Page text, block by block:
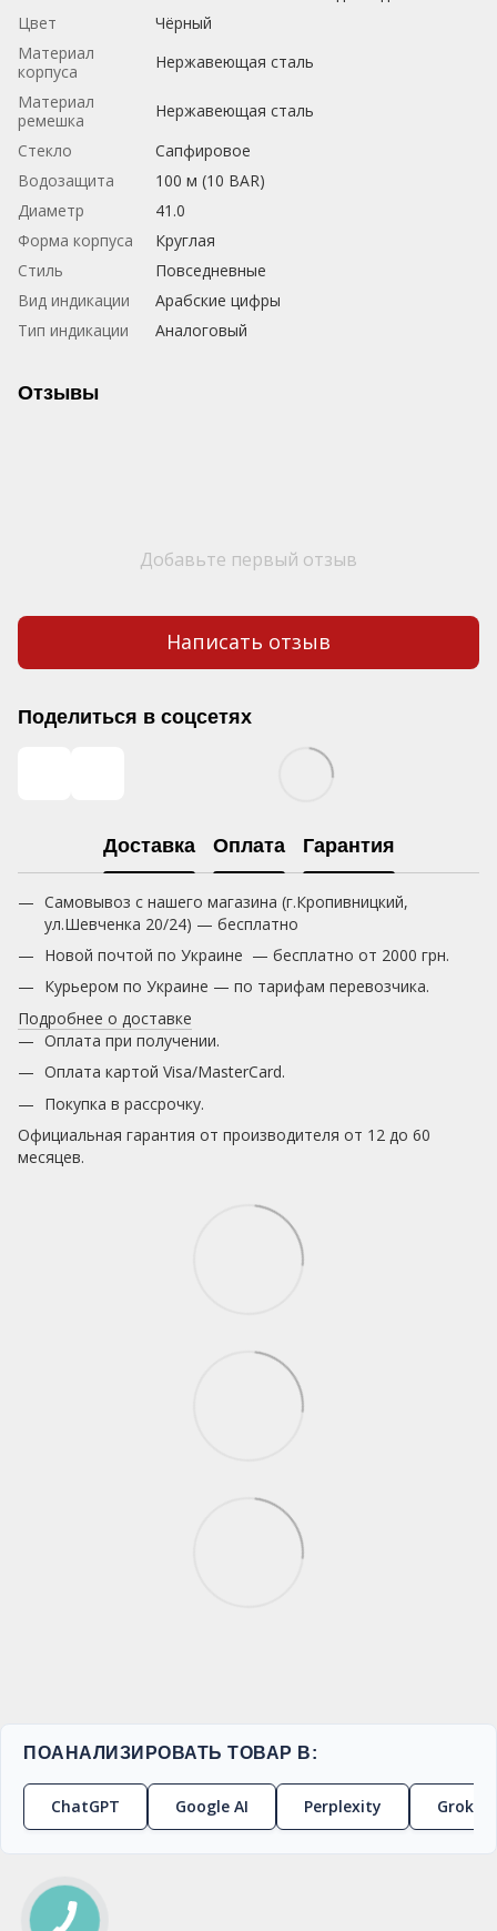
Цвет
Чёрный
Материал
корпуса
Нержавеющая сталь
Материал
ремешка
Нержавеющая сталь
Стекло
Сапфировое
Водозащита
100 м (10 BAR)
Диаметр
41.0
Форма корпуса
Круглая
Стиль
Повседневные
Вид индикации
Арабские цифры
Тип индикации
Аналоговый
Отзывы
Добавьте первый отзыв
Написать отзыв
Поделиться в соцсетях
Доставка Оплата Гарантия
Самовывоз с нашего магазина (г.Кропивницкий,
ул.Шевченка 20/24) — бесплатно
Новой почтой по Украине — бесплатно от 2000 грн.
Курьером по Украине — по тарифам перевозчика.
Подробнее о доставке
Оплата при получении.
Оплата картой Visa/MasterCard.
Покупка в рассрочку.
Официальная гарантия от производителя от 12 до 60
месяцев.
ПОАНАЛИЗИРОВАТЬ ТОВАР В:
ChatGPT Google AI Perplexity Grok